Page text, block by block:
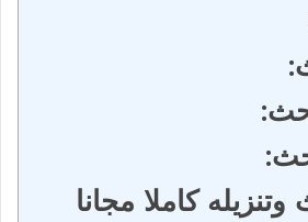
كاملا مجانا